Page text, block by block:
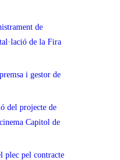
de
de la Fira
i gestor de
del projecte de
Capitol de
plec pel contracte